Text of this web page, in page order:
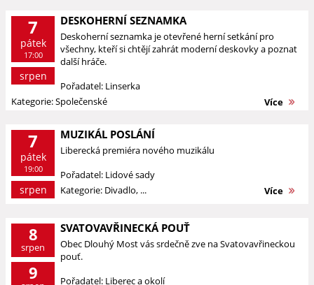
7
pátek
17:00
srpen
DESKOHERNÍ SEZNAMKA
Deskoherní seznamka je otevřené herní setkání pro
všechny, kteří si chtějí zahrát moderní deskovky a poznat
další hráče.
Pořadatel: Linserka
Kategorie: Společenské
Více
7
pátek
19:00
srpen
MUZIKÁL POSLÁNÍ
Liberecká premiéra nového muzikálu
Pořadatel: Lidové sady
Kategorie: Divadlo, ...
Více
8
srpen
9
SVATOVAVŘINECKÁ POUŤ
Obec Dlouhý Most vás srdečně zve na Svatovavřineckou
pouť.
Pořadatel: Liberec a okolí